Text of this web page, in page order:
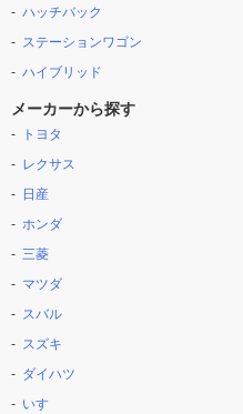
ハッチバック
ステーションワゴン
ハイブリッド
メーカーから探す
トヨタ
レクサス
日産
ホンダ
三菱
マツダ
スバル
スズキ
ダイハツ
いすゞ